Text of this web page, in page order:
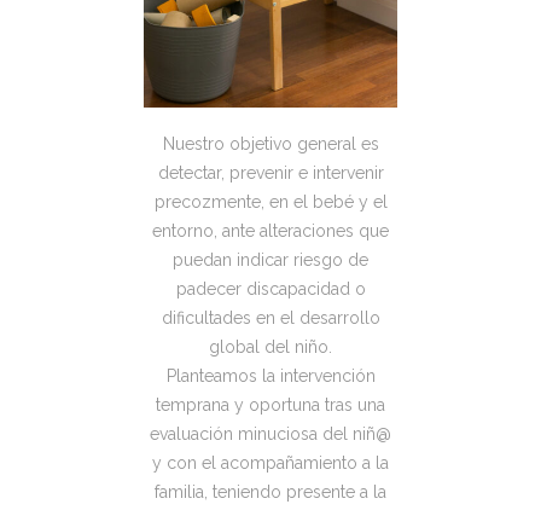
Nuestro objetivo general es
detectar, prevenir e intervenir
precozmente, en el bebé y el
entorno, ante alteraciones que
puedan indicar riesgo de
padecer discapacidad o
dificultades en el desarrollo
global del niño.
Planteamos la intervención
temprana y oportuna tras una
evaluación minuciosa del niñ@
y con el acompañamiento a la
familia, teniendo presente a la